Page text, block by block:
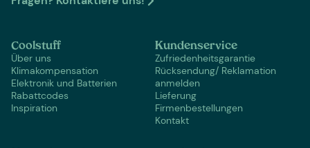
Coolstuff
Über uns
Klimakompensation
Elektronik und Batterien
Rabattcodes
Inspiration
Kundenservice
Zufriedenheitsgarantie
Rücksendung/ Reklamation
anmelden
Lieferung
Firmenbestellungen
Kontakt